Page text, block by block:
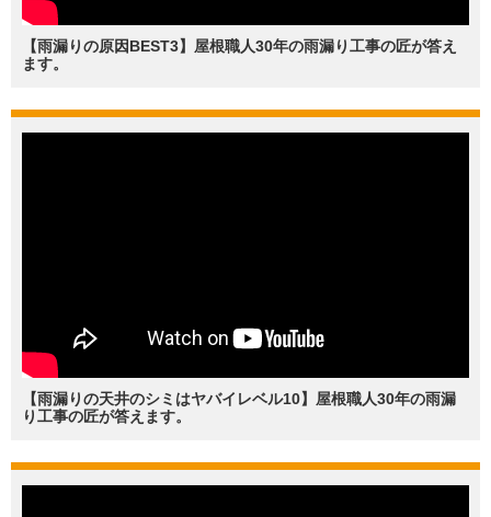
【雨漏りの原因BEST3】屋根職人30年の雨漏り工事の匠が答え
ます。
【雨漏りの天井のシミはヤバイレベル10】屋根職人30年の雨漏
り工事の匠が答えます。